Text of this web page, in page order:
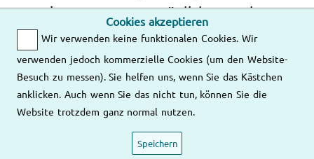
-erweiterungen zu ermöglichen und
Menschen dabei zu helfen, ihre Familien
besser zu versorgen.
Cookies akzeptieren
Wir verwenden keine funktionalen Cookies. Wir
verwenden jedoch kommerzielle Cookies (um den Website-
Besuch zu messen). Sie helfen uns, wenn Sie das Kästchen
anklicken. Auch wenn Sie das nicht tun, können Sie die
Website trotzdem ganz normal nutzen.
Speichern